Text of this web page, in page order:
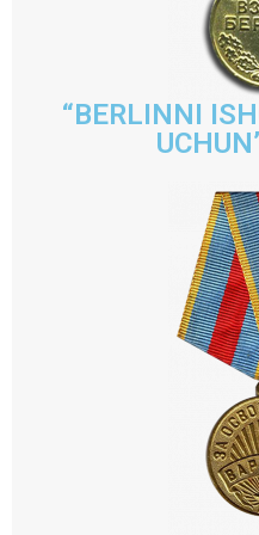
“BERLINNI